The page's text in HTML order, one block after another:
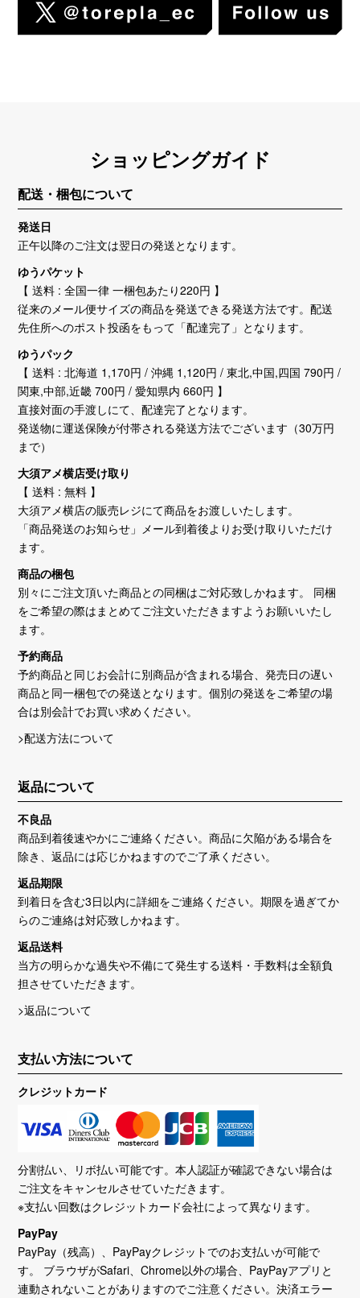
ショッピングガイド
配送・梱包について
発送日
正午以降のご注文は翌日の発送となります。
ゆうパケット
【 送料 : 全国一律 一梱包あたり220円 】
従来のメール便サイズの商品を発送できる発送方法です。配送
先住所へのポスト投函をもって「配達完了」となります。
ゆうパック
【 送料 : 北海道 1,170円 / 沖縄 1,120円 / 東北,中国,四国 790円 /
関東,中部,近畿 700円 / 愛知県内 660円 】
直接対面の手渡しにて、配達完了となります。
発送物に運送保険が付帯される発送方法でございます（30万円
まで）
大須アメ横店受け取り
【 送料 : 無料 】
大須アメ横店の販売レジにて商品をお渡しいたします。
「商品発送のお知らせ」メール到着後よりお受け取りいただけ
ます。
商品の梱包
別々にご注文頂いた商品との同梱はご対応致しかねます。 同梱
をご希望の際はまとめてご注文いただきますようお願いいたし
ます。
予約商品
予約商品と同じお会計に別商品が含まれる場合、発売日の遅い
商品と同一梱包での発送となります。個別の発送をご希望の場
合は別会計でお買い求めください。
>配送方法について
返品について
不良品
商品到着後速やかにご連絡ください。商品に欠陥がある場合を
除き、返品には応じかねますのでご了承ください。
返品期限
到着日を含む3日以内に詳細をご連絡ください。期限を過ぎてか
らのご連絡は対応致しかねます。
返品送料
当方の明らかな過失や不備にて発生する送料・手数料は全額負
担させていただきます。
>返品について
支払い方法について
クレジットカード
分割払い、リボ払い可能です。本人認証が確認できない場合は
ご注文をキャンセルさせていただきます。
※支払い回数はクレジットカード会社によって異なります。
PayPay
PayPay（残高）、PayPayクレジットでのお支払いが可能で
す。 ブラウザがSafari、Chrome以外の場合、PayPayアプリと
連動されないことがありますのでご注意ください。決済エラー